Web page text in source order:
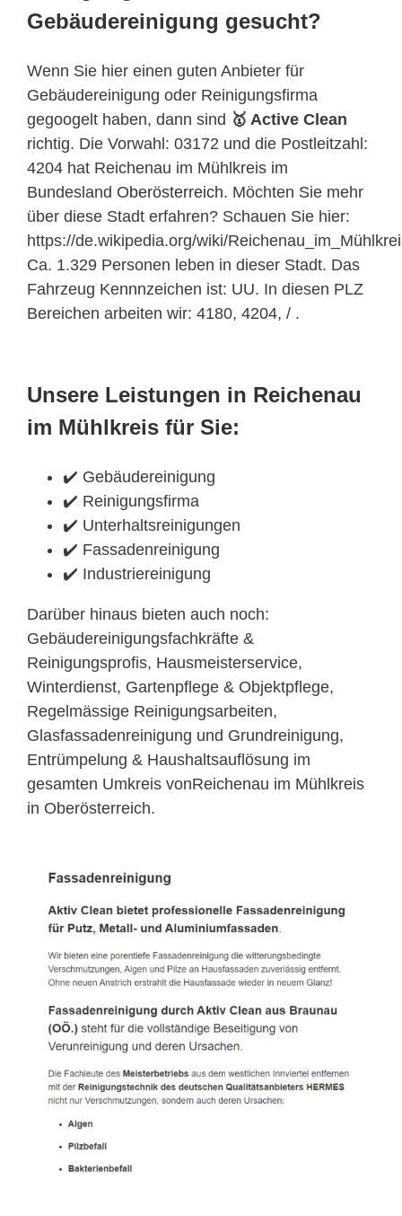
Gebäudereinigung gesucht?
Wenn Sie hier einen guten Anbieter für
Gebäudereinigung oder Reinigungsfirma
gegoogelt haben, dann sind 🥇 Active Clean
richtig. Die Vorwahl: 03172 und die Postleitzahl:
4204 hat Reichenau im Mühlkreis im
Bundesland Oberösterreich. Möchten Sie mehr
über diese Stadt erfahren? Schauen Sie hier:
https://de.wikipedia.org/wiki/
Ca. 1.329 Personen leben in dieser Stadt. Das
Fahrzeug Kennnzeichen ist: UU. In diesen PLZ
Bereichen arbeiten wir: 4180, 4204, / .
Unsere Leistungen in Reichenau
im Mühlkreis für Sie:
✔️ Gebäudereinigung
✔️ Reinigungsfirma
✔️ Unterhaltsreinigungen
✔️ Fassadenreinigung
✔️ Industriereinigung
Darüber hinaus bieten auch noch:
Gebäudereinigungsfachkräfte &
Reinigungsprofis, Hausmeisterservice,
Winterdienst, Gartenpflege & Objektpflege,
Regelmässige Reinigungsarbeiten,
Glasfassadenreinigung und Grundreinigung,
Entrümpelung & Haushaltsauflösung im
gesamten Umkreis vonReichenau im Mühlkreis
in Oberösterreich.